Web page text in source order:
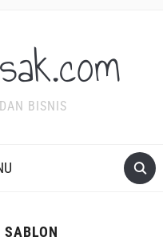
BISNIS
SABLON